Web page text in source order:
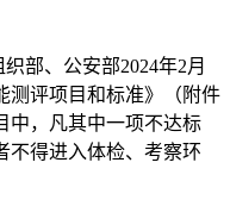
部、公安部2024年2月
测评项目和标准》（附件
中，凡其中一项不达标
不得进入体检、考察环